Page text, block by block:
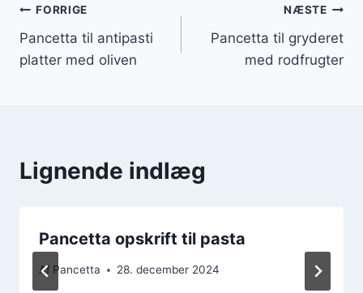
Indlægsnavigation
FORRIGE
Pancetta til antipasti
platter med oliven
NÆSTE
Pancetta til gryderet
med rodfrugter
Lignende indlæg
Pancetta opskrift til pasta
Af Pancetta 28. december 2024